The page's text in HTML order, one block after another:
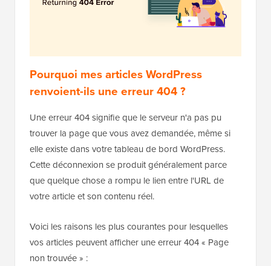
Pourquoi mes articles WordPress
renvoient-ils une erreur 404 ?
Une erreur 404 signifie que le serveur n'a pas pu
trouver la page que vous avez demandée, même si
elle existe dans votre tableau de bord WordPress.
Cette déconnexion se produit généralement parce
que quelque chose a rompu le lien entre l'URL de
votre article et son contenu réel.
Voici les raisons les plus courantes pour lesquelles
vos articles peuvent afficher une erreur 404 « Page
non trouvée » :